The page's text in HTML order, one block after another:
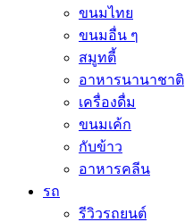
ขนมไทย
ขนมอื่น ๆ
สมูทตี้
อาหารนานาชาติ
เครื่องดื่ม
ขนมเค้ก
กับข้าว
อาหารคลีน
รถ
รีวิวรถยนต์